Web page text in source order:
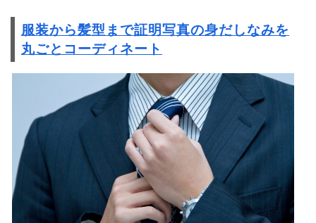
服装から髪型まで証明写真の身だしなみを
丸ごとコーディネート